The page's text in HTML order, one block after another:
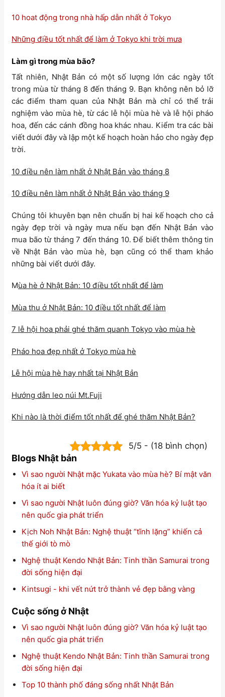
10 hoat động trong nhà hấp dẫn nhất ở Tokyo
Những điều tốt nhất để làm ở Tokyo khi trời mưa
Làm gì trong mùa bão?
Tất nhiên, Nhật Bản có một số lượng lớn các ngày tốt
trong mùa từ tháng 8 đến tháng 9. Bạn không nên bỏ lỡ
các điểm tham quan của Nhật Bản mà chỉ có thể trải
nghiệm vào mùa hè, từ các lễ hội mùa hè và lễ hội pháo
hoa, đến các cánh đồng hoa khác nhau. Kiểm tra các bài
viết dưới đây và lập một kế hoạch hoàn hảo cho ngày đẹp
trời.
10 điều nên làm nhất ở Nhật Bản vào tháng 8
10 điều nên làm nhất ở Nhật Bản vào tháng 9
Chúng tôi khuyên bạn nên chuẩn bị hai kế hoạch cho cả
ngày đẹp trời và ngày mưa nếu bạn đến Nhật Bản vào
mua bão từ tháng 7 đến tháng 10. Để biết thêm thông tin
về Nhật Bản vào mùa hè, bạn cũng có thể tham khảo
những bài viết dưới đây.
Mùa hè ở Nhật Bản: 10 điều tốt nhất để làm
Mùa thu ở Nhật Bản: 10 điều tốt nhất để làm
7 lễ hội hoa phải ghé thăm quanh Tokyo vào mùa hè
Pháo hoa đẹp nhất ở Tokyo mùa hè
Lễ hội mùa hè hay nhất tại Nhật Bản
Hướng dẫn leo núi Mt.Fuji
Khi nào là thời điểm tốt nhất để ghé thăm Nhật Bản?
5/5 - (18 bình chọn)
Blogs Nhật bản
Vì sao người Nhật mặc Yukata vào mùa hè? Bí mật văn
hóa ít ai biết
Vì sao người Nhật luôn đúng giờ? Văn hóa kỷ luật tạo
nên quốc gia phát triển
Kịch Noh Nhật Bản: Nghệ thuật “tĩnh lặng” khiến cả
thế giới tò mò
Nghệ thuật Kendo Nhật Bản: Tinh thần Samurai trong
đời sống hiện đại
Kintsugi - khi vết nứt trở thành vẻ đẹp bằng vàng
Cuộc sống ở Nhật
Vì sao người Nhật luôn đúng giờ? Văn hóa kỷ luật tạo
nên quốc gia phát triển
Nghệ thuật Kendo Nhật Bản: Tinh thần Samurai trong
đời sống hiện đại
Top 10 thành phố đáng sống nhất Nhật Bản